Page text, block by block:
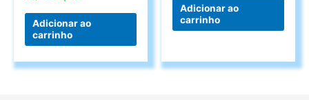
Adicionar ao
carrinho
Adicionar ao
carrinho